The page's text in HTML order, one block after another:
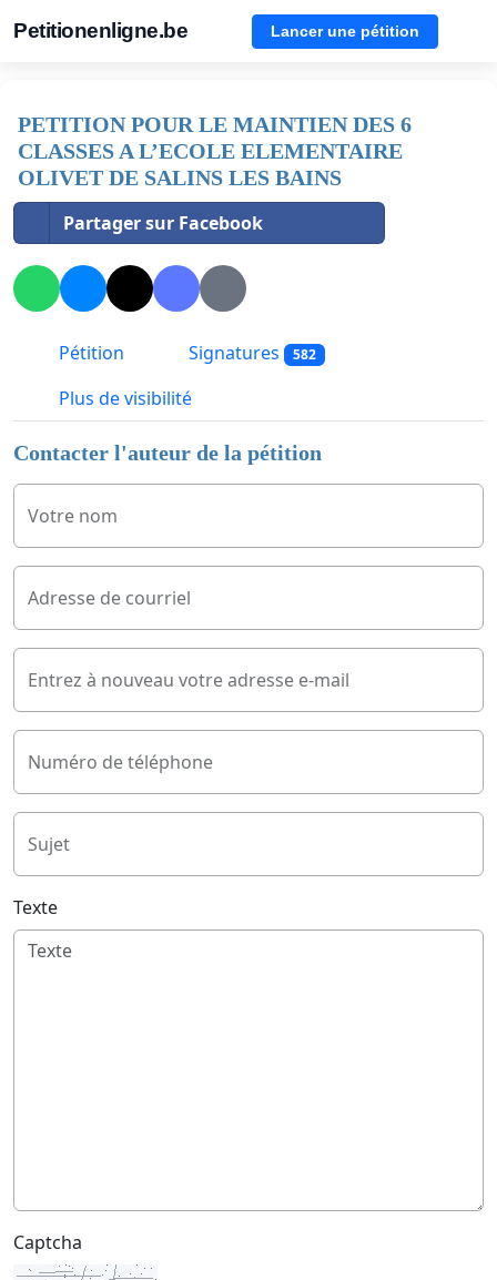
Petitionenligne.be Lancer une pétition
PETITION POUR LE MAINTIEN DES 6
CLASSES A L’ECOLE ELEMENTAIRE
OLIVET DE SALINS LES BAINS
Partager sur Facebook
Pétition Signatures 582
Plus de visibilité
Contacter l'auteur de la pétition
Votre nom
Adresse de courriel
Entrez à nouveau votre adresse e-mail
Numéro de téléphone
Sujet
Texte
Captcha